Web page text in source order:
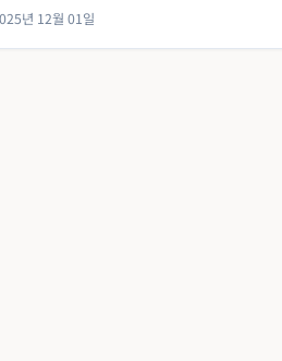
년 12월 01일